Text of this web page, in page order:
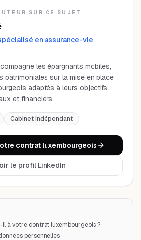
SUR CE SUJET
en assurance-vie
les épargnants mobiles,
patrimoniales sur la mise en place
adaptés à leurs objectifs
et financiers.
Cabinet indépendant
contrat luxembourgeois
le profil LinkedIn
il à votre contrat luxembourgeois ?
personnelles